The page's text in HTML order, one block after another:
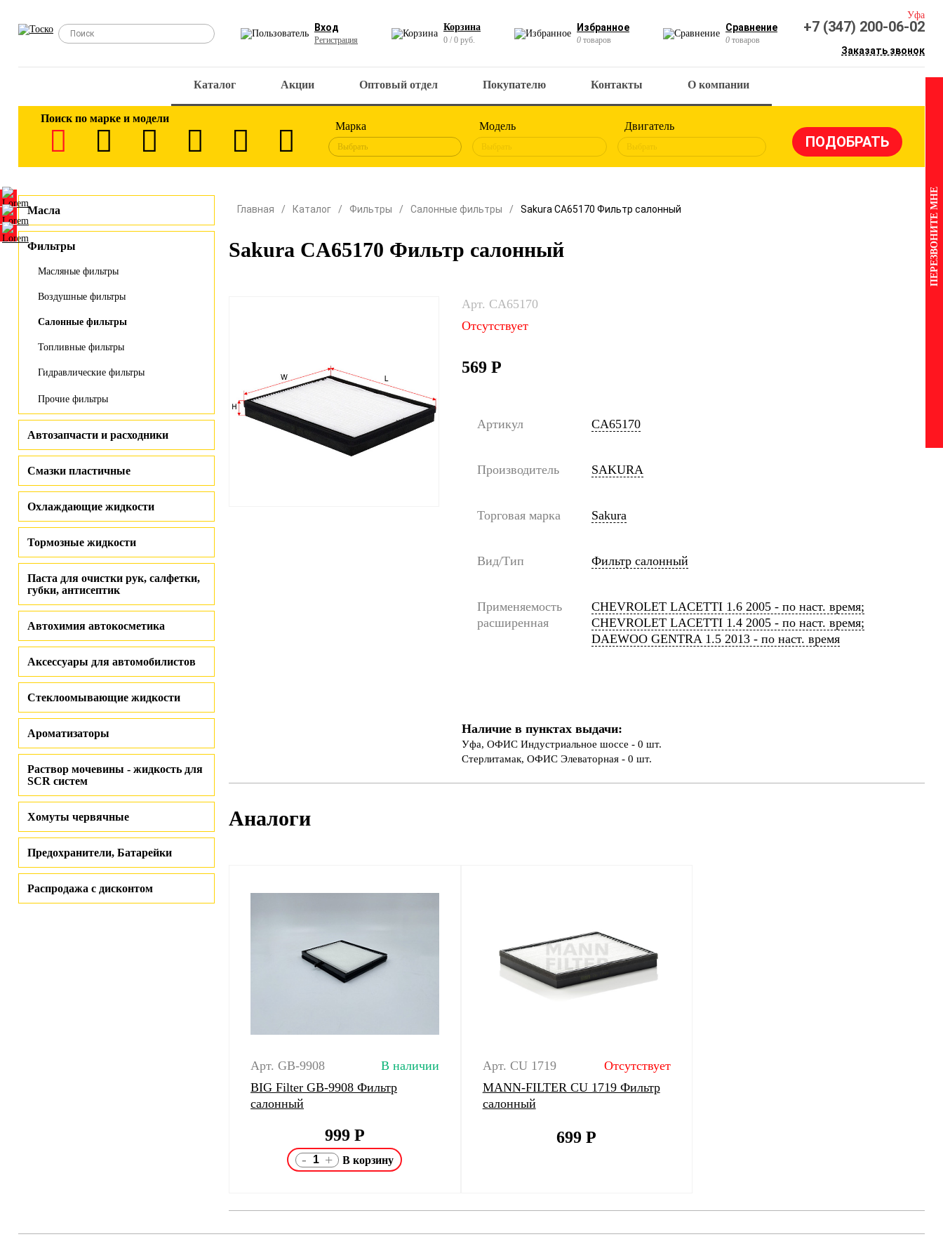
Вход
Регистрация
Корзина
0 / 0 руб.
Избранное
0 товаров
Сравнение
0 товаров
Уфа
+7 (347) 200-06-02
Заказать звонок
Каталог Акции Оптовый отдел Покупателю Контакты О компании
Поиск по марке и модели
Марка
Выбрать
Модель
Выбрать
Двигатель
Выбрать
Масла
Фильтры
Масляные фильтры
Воздушные фильтры
Салонные фильтры
Топливные фильтры
Гидравлические фильтры
Прочие фильтры
Автозапчасти и расходники
Смазки пластичные
Охлаждающие жидкости
Тормозные жидкости
Паста для очистки рук, салфетки,
губки, антисептик
Автохимия автокосметика
Аксессуары для автомобилистов
Стеклоомывающие жидкости
Ароматизаторы
Раствор мочевины - жидкость для
SCR систем
Хомуты червячные
Предохранители, Батарейки
Распродажа с дисконтом
Главная Каталог Фильтры Салонные фильтры Sakura CA65170 Фильтр салонный
Sakura CA65170 Фильтр салонный
Арт. CA65170
Отсутствует
569 Р
Артикул CA65170
Производитель SAKURA
Торговая марка Sakura
Вид/Тип Фильтр салонный
Применяемость
расширенная
CHEVROLET LACETTI 1.6 2005 - по наст. время;
CHEVROLET LACETTI 1.4 2005 - по наст. время;
DAEWOO GENTRA 1.5 2013 - по наст. время
Наличие в пунктах выдачи:
Уфа, ОФИС Индустриальное шоссе - 0 шт.
Стерлитамак, ОФИС Элеваторная - 0 шт.
Аналоги
Арт. GB-9908
В наличии
BIG Filter GB-9908 Фильтр
салонный
999 Р
- +
Арт. CU 1719
Отсутствует
MANN-FILTER CU 1719 Фильтр
салонный
699Р
ПЕРЕЗВОНИТЕ МНЕ